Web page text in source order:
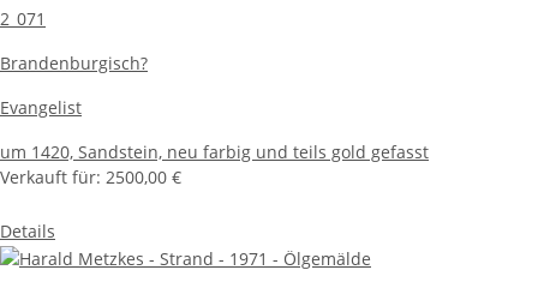
2_071
Brandenburgisch?
Evangelist
um 1420, Sandstein, neu farbig und teils gold gefasst
Verkauft für: 2500,00 €
Details